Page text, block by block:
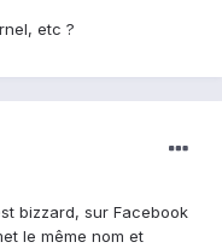
etc ?
bizzard, sur Facebook
le même nom et